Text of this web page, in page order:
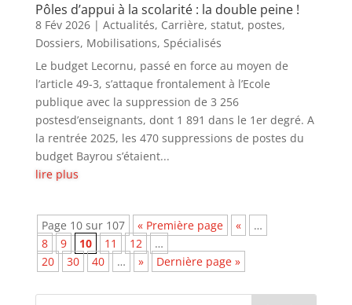
Pôles d’appui à la scolarité : la double peine !
8 Fév 2026| Actualités, Carrière, statut, postes,
Dossiers, Mobilisations, Spécialisés
Le budget Lecornu, passé en force au moyen de
l’article 49-3, s’attaque frontalement à l’Ecole
publique avec la suppression de 3 256
postesd’enseignants, dont 1 891 dans le 1er degré. A
la rentrée 2025, les 470 suppressions de postes du
budget Bayrou s’étaient...
lire plus
Page 10 sur 107 « Première page «
…
8
9 10 11 12
…
20
30 40 … » Dernière page »